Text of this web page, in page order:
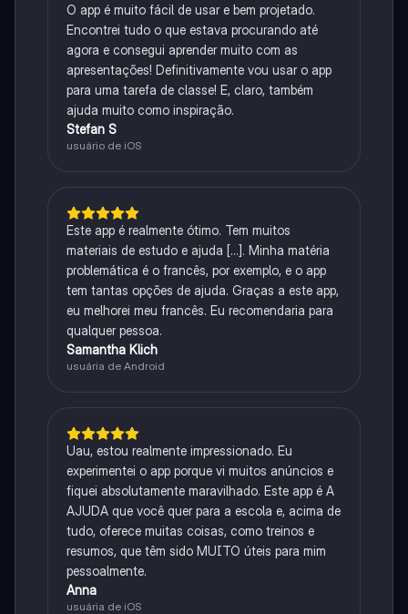
O app é muito fácil de usar e bem projetado.
Encontrei tudo o que estava procurando até
agora e consegui aprender muito com as
apresentações! Definitivamente vou usar o app
para uma tarefa de classe! E, claro, também
ajuda muito como inspiração.
Stefan S
usuário de iOS
Este app é realmente ótimo. Tem muitos
materiais de estudo e ajuda [...]. Minha matéria
problemática é o francês, por exemplo, e o app
tem tantas opções de ajuda. Graças a este app,
eu melhorei meu francês. Eu recomendaria para
qualquer pessoa.
Samantha Klich
usuária de Android
Uau, estou realmente impressionado. Eu
experimentei o app porque vi muitos anúncios e
fiquei absolutamente maravilhado. Este app é A
AJUDA que você quer para a escola e, acima de
tudo, oferece muitas coisas, como treinos e
resumos, que têm sido MUITO úteis para mim
pessoalmente.
Anna
usuária de iOS